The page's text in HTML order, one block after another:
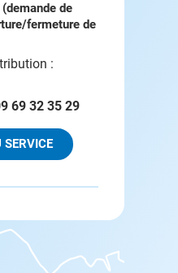
de
fermeture de
:
69 32 35 29
SERVICE